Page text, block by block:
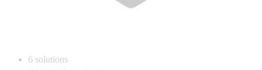
6 solutions